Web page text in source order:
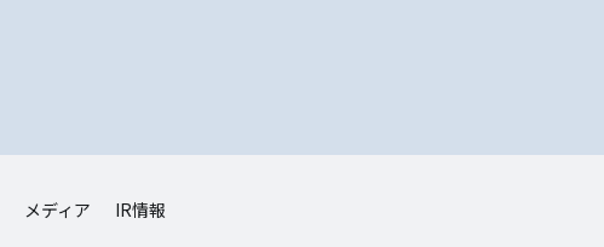
メディア IR情報